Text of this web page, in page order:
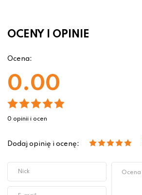
OCENY I OPINIE
Ocena:
0.00
0 opinii i ocen
Dodaj opinię i ocenę: